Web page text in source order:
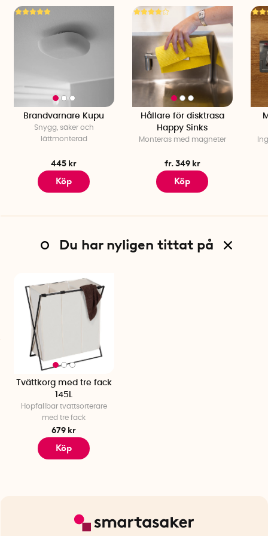
Volym: 145 liter
Material påse: Polyester
Material stativ: Metall
Färg: Beige/Svart
Brandvarnare Kupu
Snygg, säker och
lättmonterad
445 kr
Köp
Hållare för disktrasa
Happy Sinks
Monteras med magneter
fr. 349 kr
Köp
Du har nyligen tittat på
Tvättkorg med tre fack
145L
Hopfällbar tvättsorterare
med tre fack
679 kr
Köp